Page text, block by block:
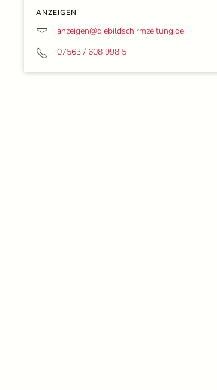
ANZEIGEN
anzeigen@diebildschirmzeitung.de
07563 / 608 998 5